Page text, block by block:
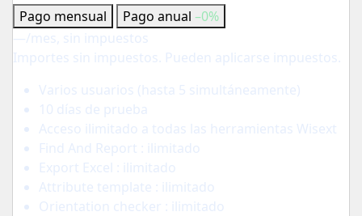
Pago mensual
Pago anual –0%
—/mes, sin impuestos
Importes sin impuestos. Pueden aplicarse impuestos.
Varios usuarios (hasta 5 simultáneamente)
10 días de prueba
Acceso ilimitado a todas las herramientas Wisext
Find And Report : ilimitado
Export Excel : ilimitado
Attribute template : ilimitado
Orientation checker : ilimitado